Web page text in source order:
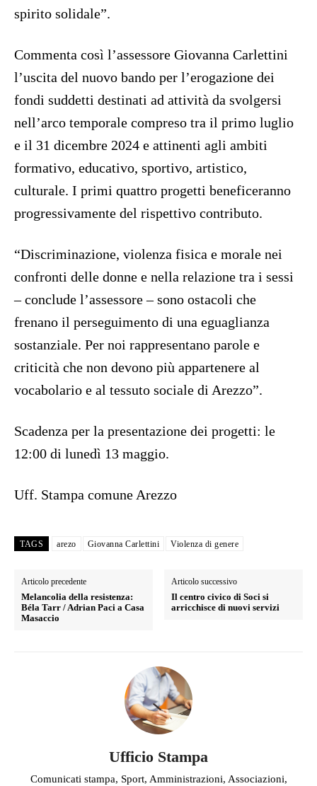
spirito solidale”.
Commenta così l’assessore Giovanna Carlettini
l’uscita del nuovo bando per l’erogazione dei
fondi suddetti destinati ad attività da svolgersi
nell’arco temporale compreso tra il primo luglio
e il 31 dicembre 2024 e attinenti agli ambiti
formativo, educativo, sportivo, artistico,
culturale. I primi quattro progetti beneficeranno
progressivamente del rispettivo contributo.
“Discriminazione, violenza fisica e morale nei
confronti delle donne e nella relazione tra i sessi
– conclude l’assessore – sono ostacoli che
frenano il perseguimento di una eguaglianza
sostanziale. Per noi rappresentano parole e
criticità che non devono più appartenere al
vocabolario e al tessuto sociale di Arezzo”.
Scadenza per la presentazione dei progetti: le
12:00 di lunedì 13 maggio.
Uff. Stampa comune Arezzo
TAGS arezo Giovanna Carlettini Violenza di genere
Articolo precedente
Melancolia della resistenza:
Béla Tarr / Adrian Paci a Casa
Masaccio
Articolo successivo
Il centro civico di Soci si
arricchisce di nuovi servizi
Ufficio Stampa
Comunicati stampa, Sport, Amministrazioni, Associazioni,